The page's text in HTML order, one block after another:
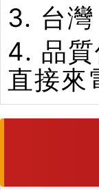
3. 台
4. 品
直接來